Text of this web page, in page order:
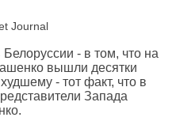
Journal
- в том, что на
вышли десятки
- тот факт, что в
Запада